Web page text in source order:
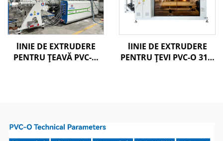
lINIE DE EXTRUDERE
PENTRU ȚEAVĂ PVC-O
lINIE DE EXTRUDERE
PENTRU ŢEVI PVC-O 315-